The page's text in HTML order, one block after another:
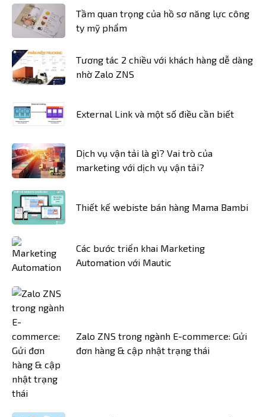
Tầm quan trọng của hồ sơ năng lực công
ty mỹ phẩm
Tương tác 2 chiều với khách hàng dễ dàng
nhờ Zalo ZNS
External Link và một số điều cần biết
Dịch vụ vận tải là gì? Vai trò của
marketing với dịch vụ vận tải?
Thiết kế webiste bán hàng Mama Bambi
Các bước triển khai Marketing
Automation với Mautic
Zalo ZNS trong ngành E-commerce: Gửi
đơn hàng & cập nhật trạng thái